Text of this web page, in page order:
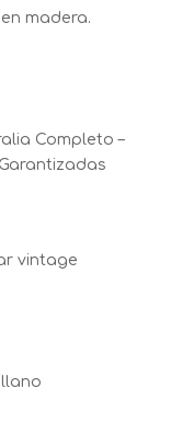
madera.
Completo –
vintage